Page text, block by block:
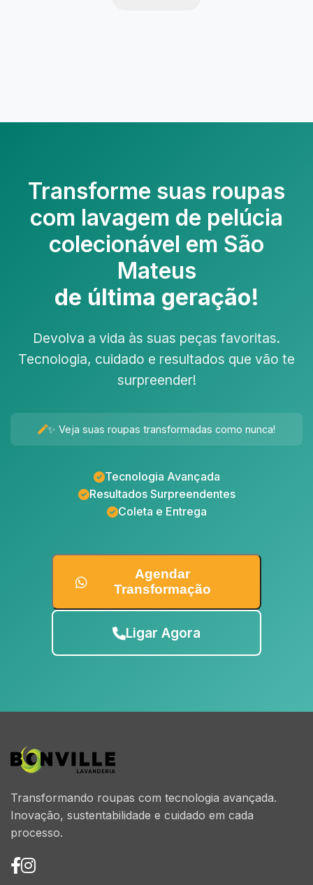
Transforme suas roupas
com lavagem de pelúcia
colecionável em São
Mateus
de última geração!
Devolva a vida às suas peças favoritas.
Tecnologia, cuidado e resultados que vão te
surpreender!
✨ Veja suas roupas transformadas como nunca!
Tecnologia Avançada
Resultados Surpreendentes
Coleta e Entrega
Agendar
Transformação
Ligar Agora
Transformando roupas com tecnologia avançada.
Inovação, sustentabilidade e cuidado em cada
processo.